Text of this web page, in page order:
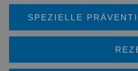
SPEZIELLE